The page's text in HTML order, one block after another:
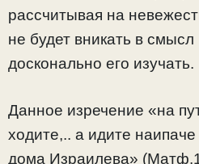
рассчитывая на
не будет вникать в
досконально его изучать.
Данное изречение «на
ходите,.. а идите
дома Израилева»